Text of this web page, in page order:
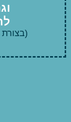
וגם
(בצורת